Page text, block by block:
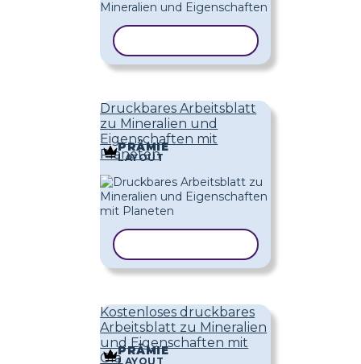
Druckbares Arbeitsblatt
zu Mineralien und
Eigenschaften mit
Planeten
PRÄMIE
LAYOUT
Kostenloses druckbares
Arbeitsblatt zu Mineralien
und Eigenschaften mit
Gla
PRÄMIE
LAYOUT